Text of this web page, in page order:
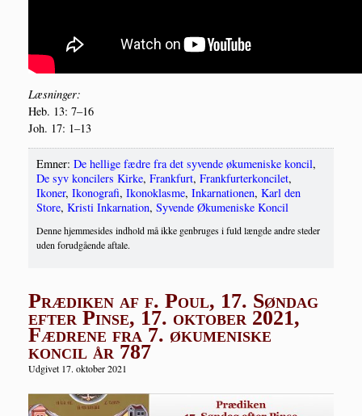
Læs­nin­ger:
Heb. 13: 7–16
Joh. 17: 1–13
Emner: De hellige fædre fra det syvende økumeniske koncil,
De syv koncilers Kirke, Frankfurt, Frankfurterkoncilet,
Ikoner, Ikonografi, Ikonoklasme, Inkarnationen, Karl den
Store, Kristi Inkarnation, Syvende Økumeniske Koncil
Denne hjemmesides indhold må ikke genbruges i fuld længde andre steder
uden forudgående aftale.
Prædiken af f. Poul, 17. Søndag
efter Pinse, 17. oktober 2021,
Fædrene fra 7. økumeniske
koncil år 787
Udgivet 17. oktober 2021